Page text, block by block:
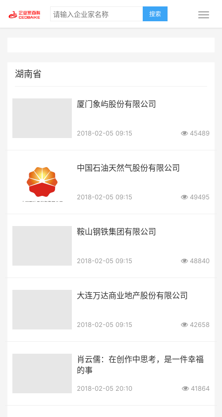
搜索
湖南省
厦门象屿股份有限公司
2018-02-05 09:15 45489
中国石油天然气股份有限公司
2018-02-05 09:15 49495
鞍山钢铁集团有限公司
2018-02-05 09:15 48840
大连万达商业地产股份有限公司
2018-02-05 09:15 42658
肖云儒：在创作中思考，是一件幸福
的事
2018-02-05 20:10 41864